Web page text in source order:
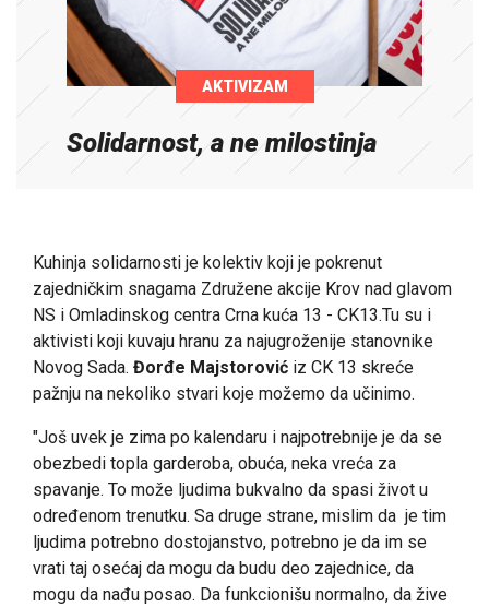
AKTIVIZAM
Solidarnost, a ne milostinja
Kuhinja solidarnosti je kolektiv koji je pokrenut
zajedničkim snagama Združene akcije Krov nad glavom
NS i Omladinskog centra Crna kuća 13 - CK13.Tu su i
aktivisti koji kuvaju hranu za najugroženije stanovnike
Novog Sada. Đorđe Majstorović iz CK 13 skreće
pažnju na nekoliko stvari koje možemo da učinimo.
"Još uvek je zima po kalendaru i najpotrebnije je da se
obezbedi topla garderoba, obuća, neka vreća za
spavanje. To može ljudima bukvalno da spasi život u
određenom trenutku. Sa druge strane, mislim da je tim
ljudima potrebno dostojanstvo, potrebno je da im se
vrati taj osećaj da mogu da budu deo zajednice, da
mogu da nađu posao. Da funkcionišu normalno, da žive